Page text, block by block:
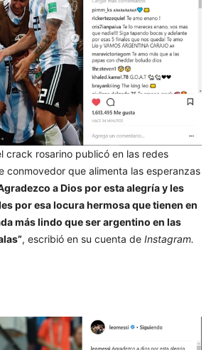
crack rosarino publicó en las redes
conmovedor que alimenta las esperanzas
a Dios por esta alegría y les
por esa locura hermosa que tienen en
más lindo que ser argentino en las
, escribió en su cuenta de Instagram.